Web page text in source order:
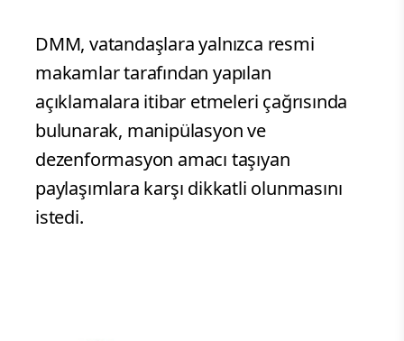
DMM, vatandaşlara yalnızca resmi
makamlar tarafından yapılan
açıklamalara itibar etmeleri çağrısında
bulunarak, manipülasyon ve
dezenformasyon amacı taşıyan
paylaşımlara karşı dikkatli olunmasını
istedi.